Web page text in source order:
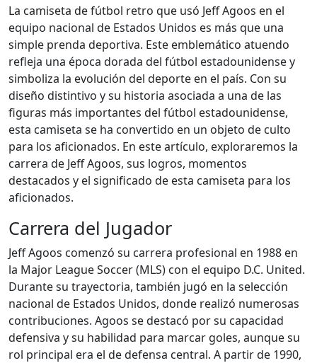
La camiseta de fútbol retro que usó Jeff Agoos en el
equipo nacional de Estados Unidos es más que una
simple prenda deportiva. Este emblemático atuendo
refleja una época dorada del fútbol estadounidense y
simboliza la evolución del deporte en el país. Con su
diseño distintivo y su historia asociada a una de las
figuras más importantes del fútbol estadounidense,
esta camiseta se ha convertido en un objeto de culto
para los aficionados. En este artículo, exploraremos la
carrera de Jeff Agoos, sus logros, momentos
destacados y el significado de esta camiseta para los
aficionados.
Carrera del Jugador
Jeff Agoos comenzó su carrera profesional en 1988 en
la Major League Soccer (MLS) con el equipo D.C. United.
Durante su trayectoria, también jugó en la selección
nacional de Estados Unidos, donde realizó numerosas
contribuciones. Agoos se destacó por su capacidad
defensiva y su habilidad para marcar goles, aunque su
rol principal era el de defensa central. A partir de 1990,